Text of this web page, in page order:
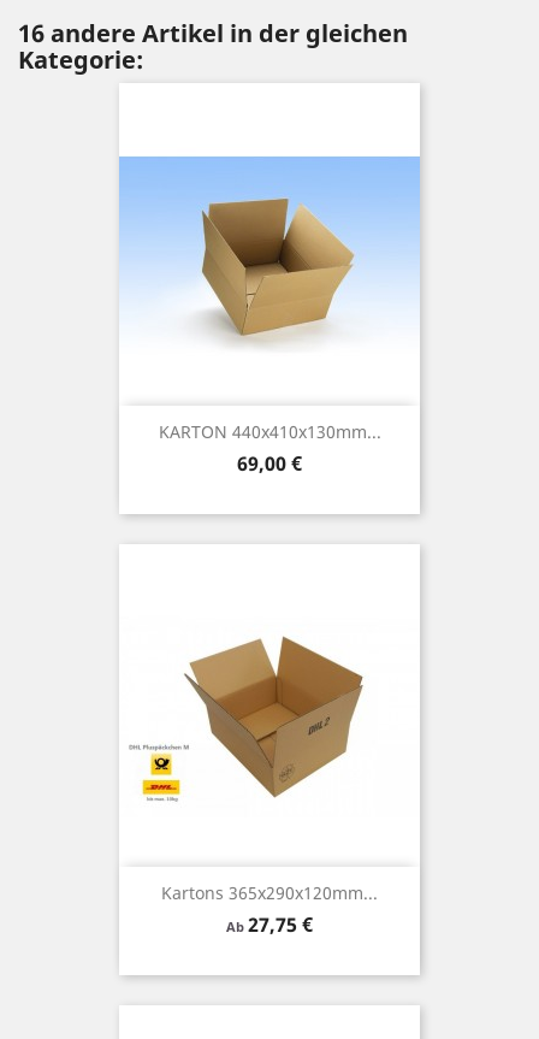
16 andere Artikel in der gleichen
Kategorie:
KARTON 440x410x130mm...
Preis
69,00 €
Kartons 365x290x120mm...
Ab Preis
27,75 €